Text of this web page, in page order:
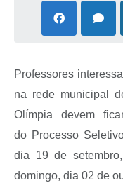
Professores
na rede municipal
Olímpia devem
do Processo
dia 19 de
domingo, dia 02 de